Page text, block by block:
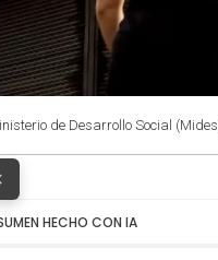
de Desarrollo Social
HECHO CON IA